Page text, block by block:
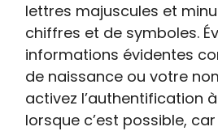
lettres majuscules et
chiffres et de symboles.
informations évidentes
de naissance ou votre
activez l’authentification
lorsque c’est possible,